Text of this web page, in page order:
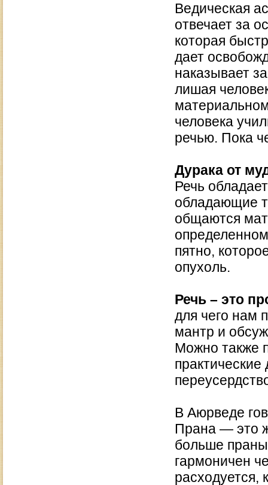
Ведическая
отвечает за
которая
дает
наказывает
лишая
человека
речью. Пока
Дурака от
Речь
обладающие
общаются
пятно,
опухоль.
Речь – это
для чего нам
мантр и
Можно также
В Аюрведе
Прана — это
больше
гармоничен
расходуется,